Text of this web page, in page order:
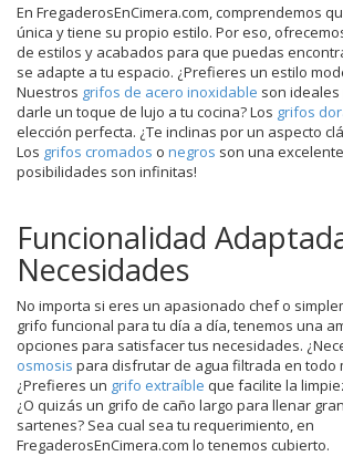
En FregaderosEnCimera.com, comprendemos
única y tiene su propio estilo. Por eso,
de estilos y acabados para que puedas
se adapte a tu espacio. ¿Prefieres un estilo
Nuestros grifos de acero inoxidable son ideales
darle un toque de lujo a tu cocina? Los grifos
elección perfecta. ¿Te inclinas por un aspecto
Los grifos cromados o negros son una
posibilidades son infinitas!
Funcionalidad
Necesidades
No importa si eres un apasionado chef o
grifo funcional para tu día a día, tenemos una
opciones para satisfacer tus necesidades.
osmosis para disfrutar de agua filtrada en todo
¿Prefieres un grifo extraíble que facilite la
¿O quizás un grifo de caño largo para llenar
sartenes? Sea cual sea tu requerimiento, en
FregaderosEnCimera.com lo tenemos cubierto.